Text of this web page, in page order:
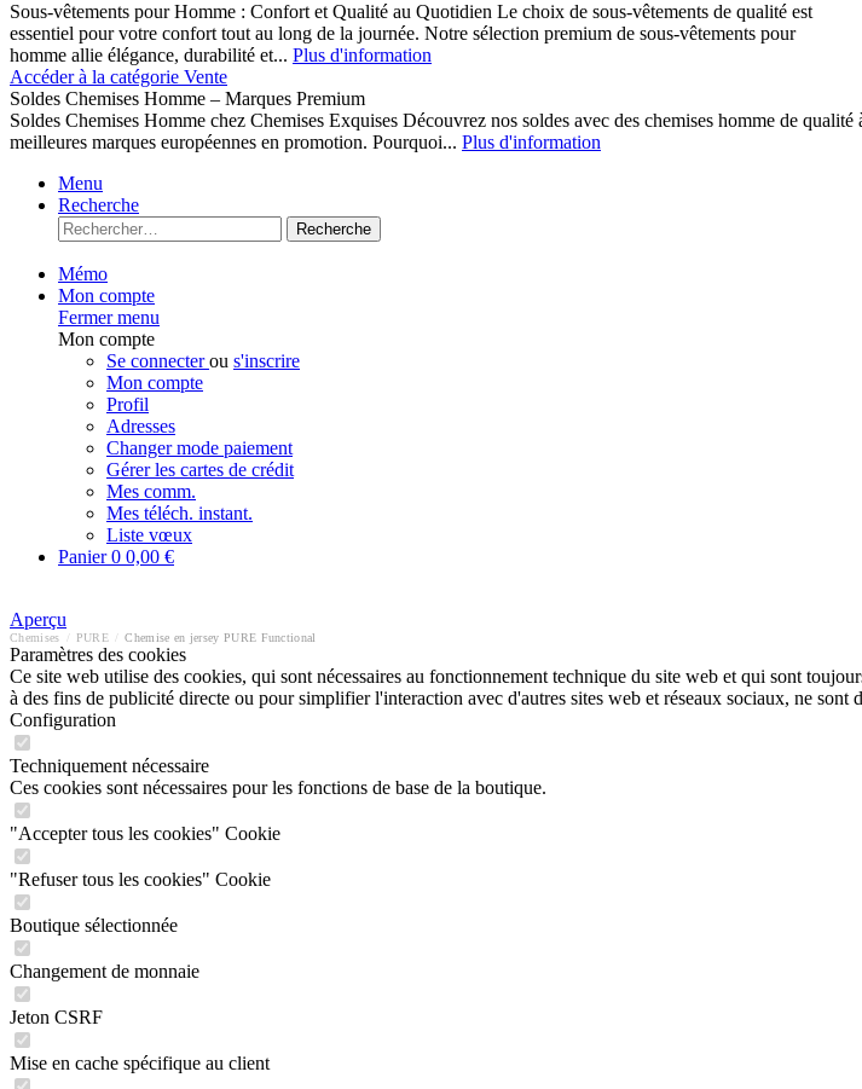
Sous-vêtements pour Homme : Confort et Qualité au Quotidien Le choix de sous-vêtements de qualité est
essentiel pour votre confort tout au long de la journée. Notre sélection premium de sous-vêtements pour
homme allie élégance, durabilité et... Plus d'information
Accéder à la catégorie Vente
Soldes Chemises Homme – Marques Premium
Soldes Chemises Homme chez Chemises Exquises Découvrez nos soldes avec des chemises homme de
meilleures marques européennes en promotion. Pourquoi... Plus d'information
Menu
Recherche
Recherche
Mémo
Mon compte
Fermer menu
Mon compte
Se connecterou s'inscrire
Mon compte
Profil
Adresses
Changer mode paiement
Gérer les cartes de crédit
Mes comm.
Mes téléch. instant.
Liste vœux
Panier0 0,00 €
Aperçu
Chemises PURE Chemise en jersey PURE Functional
Paramètres des cookies
Ce site web utilise des cookies, qui sont nécessaires au fonctionnement technique du site web et qui sont
à des fins de publicité directe ou pour simplifier l'interaction avec d'autres sites web et réseaux sociaux, ne sont
Configuration
Techniquement nécessaire
Ces cookies sont nécessaires pour les fonctions de base de la boutique.
"Accepter tous les cookies" Cookie
"Refuser tous les cookies" Cookie
Boutique sélectionnée
Changement de monnaie
Jeton CSRF
Mise en cache spécifique au client